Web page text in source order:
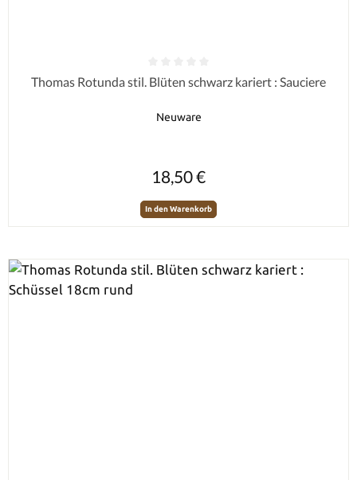
Durchschnittliche Bewertung von 0 von 5 Sternen
Thomas Rotunda stil. Blüten schwarz kariert : Sauciere
Neuware
18,50 €
In den Warenkorb